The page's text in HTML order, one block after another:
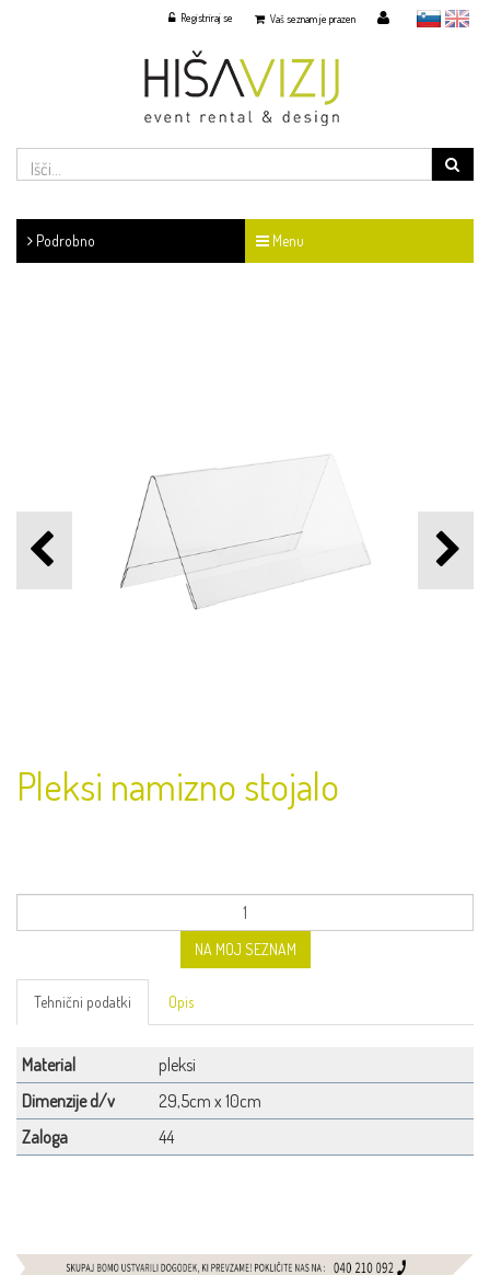
slovensko
English
Vaš seznam je prazen
Registriraj se
Podrobno Menu
Pleksi namizno stojalo
NA MOJ SEZNAM
Tehnični podatki Opis
Material
pleksi
Dimenzije d/v
29,5cm x 10cm
Zaloga
44